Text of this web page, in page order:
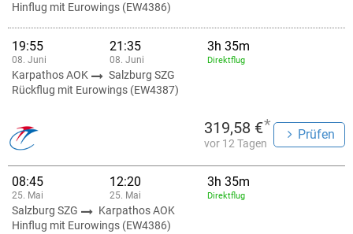
Hinflug mit Eurowings (EW4386)
19:55
08. Juni
21:35
08. Juni
3h 35m
Direktflug
Karpathos AOK
Salzburg SZG
Rückflug mit Eurowings (EW4387)
319,58 €*
vor 12 Tagen
Prüfen
08:45
25. Mai
12:20
25. Mai
3h 35m
Direktflug
Salzburg SZG
Karpathos AOK
Hinflug mit Eurowings (EW4386)